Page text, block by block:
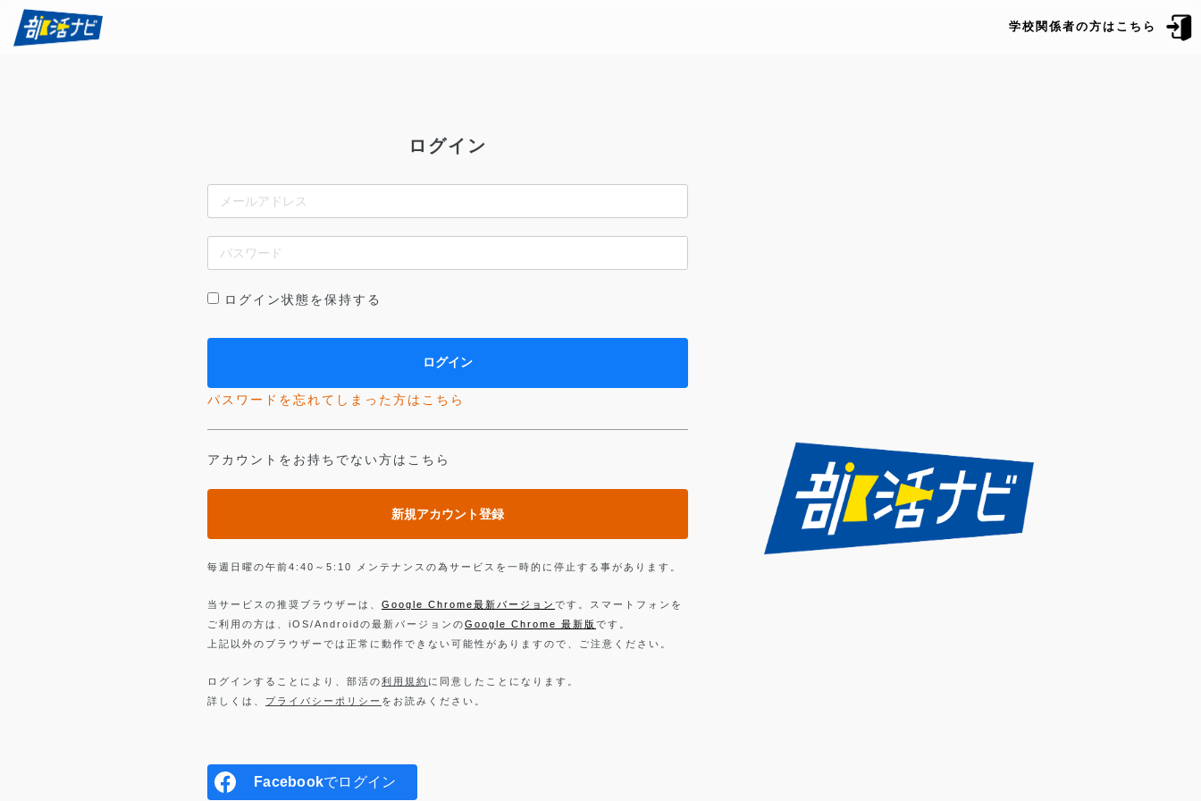
学校関係者の方はこちら
ログイン
ログイン状態を保持する
パスワードを忘れてしまった方はこちら
アカウントをお持ちでない方はこちら
新規アカウント登録
毎週日曜の午前4:40～5:10 メンテナンスの為サービスを一時的に停止する事があります。
当サービスの推奨ブラウザーは、 Google Chrome最新バージョン です。スマートフォンを
ご利用の方は、iOS/Androidの最新バージョンのGoogle Chrome 最新版 です。
上記以外のブラウザーでは正常に動作できない可能性がありますので、ご注意ください。
ログインすることにより、部活の利用規約 に同意したことになります。
詳しくは、 プライバシーポリシー をお読みください。
Facebookでログイン